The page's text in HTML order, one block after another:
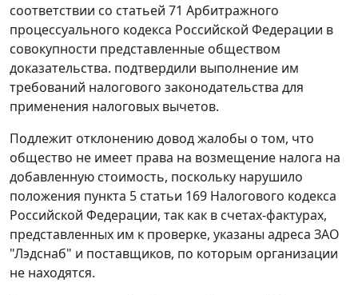
соответствии со статьей 71 Арбитражного
процессуального кодекса Российской Федерации в
совокупности представленные обществом
доказательства. подтвердили выполнение им
требований налогового законодательства для
применения налоговых вычетов.
Подлежит отклонению довод жалобы о том, что
общество не имеет права на возмещение налога на
добавленную стоимость, поскольку нарушило
положения пункта 5 статьи 169 Налогового кодекса
Российской Федерации, так как в счетах-фактурах,
представленных им к проверке, указаны адреса ЗАО
"Лэдснаб" и поставщиков, по которым организации
не находятся.